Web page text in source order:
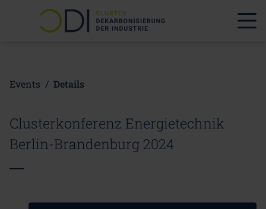
Events / Details
Clusterkonferenz Energietechnik
Berlin-Brandenburg 2024